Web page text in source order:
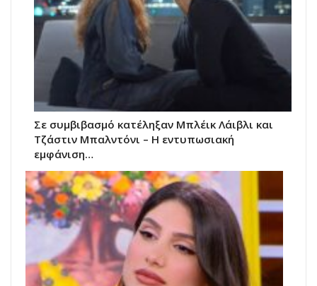
Σε συμβιβασμό κατέληξαν Μπλέικ Λάιβλι και
Τζάστιν Μπαλντόνι – Η εντυπωσιακή
εμφάνιση…